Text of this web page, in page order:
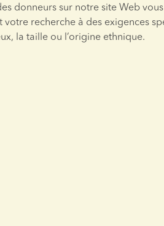
donneurs sur notre site Web
votre recherche à des exigences
la taille ou l’origine ethnique.